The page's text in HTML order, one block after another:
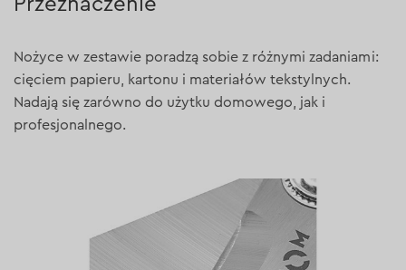
Nożyce w zestawie poradzą sobie z różnymi zadaniami:
cięciem papieru, kartonu i materiałów tekstylnych.
Nadają się zarówno do użytku domowego, jak i
profesjonalnego.